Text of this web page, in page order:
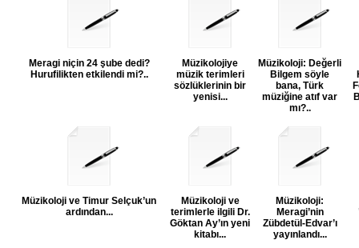
Meragi niçin 24 şube dedi?
Hurufilikten etkilendi mi?..
Müzikolojiye
müzik terimleri
sözlüklerinin bir
yenisi...
Müzikoloji: Değerli
Bilgem söyle
bana, Türk
müziğine atıf var
mı?..
Müzikoloji ve Timur Selçuk’un
ardından...
Müzikoloji ve
terimlerle ilgili Dr.
Göktan Ay’ın yeni
kitabı...
Müzikoloji:
Meragi’nin
Zübdetül-Edvar’ı
yayınlandı...